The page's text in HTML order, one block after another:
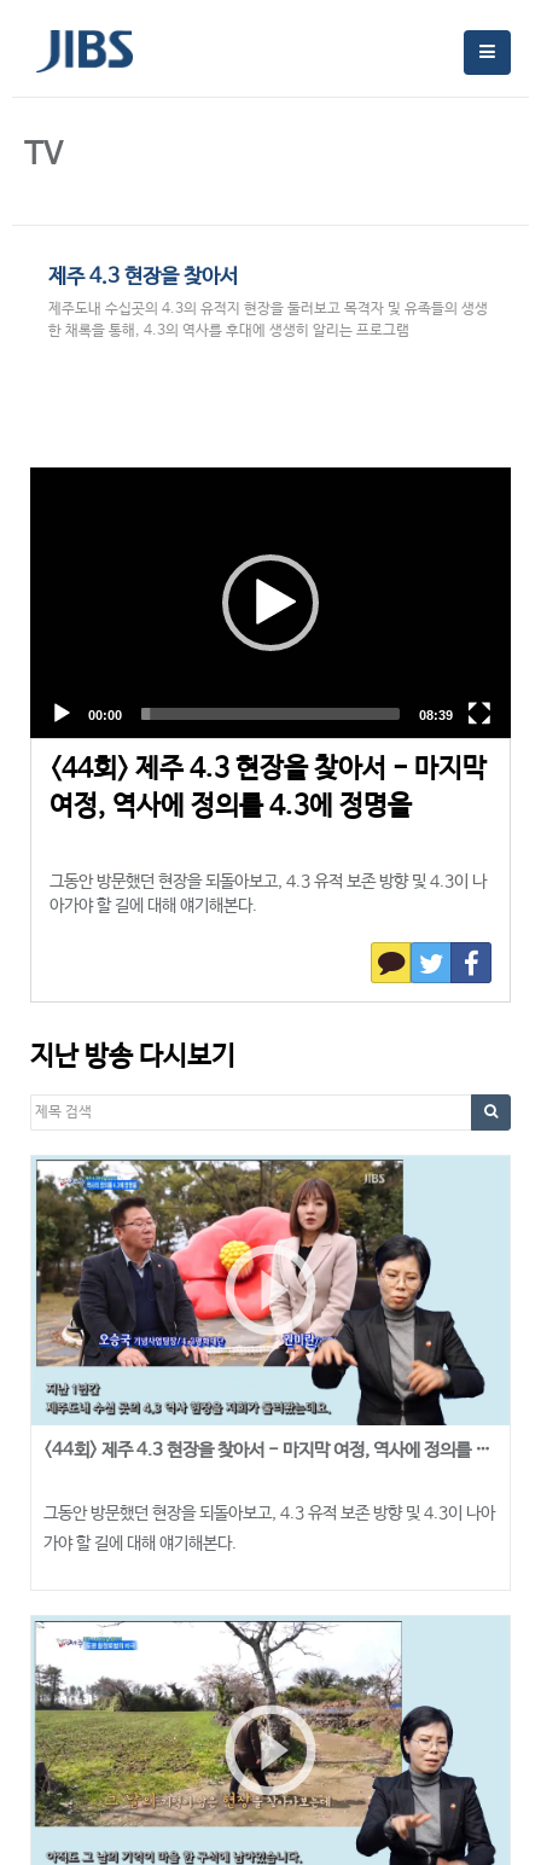
TV
제주 4.3 현장을 찾아서
제주도내 수십곳의 4.3의 유적지 현장을 둘러보고 목격자 및 유족들의 생생
한 채록을 통해, 4.3의 역사를 후대에 생생히 알리는 프로그램
<44회> 제주 4.3 현장을 찾아서 - 마지막
여정, 역사에 정의를 4.3에 정명을
그동안 방문했던 현장을 되돌아보고, 4.3 유적 보존 방향 및 4.3이 나
아가야 할 길에 대해 얘기해본다.
지난 방송 다시보기
play_circle_outline
<44회> 제주 4.3 현장을 찾아서 - 마지막 여정, 역사에 정의를 4.3에 정명을
그동안 방문했던 현장을 되돌아보고, 4.3 유적 보존 방향 및 4.3이 나아
가야 할 길에 대해 얘기해본다.
play_circle_outline